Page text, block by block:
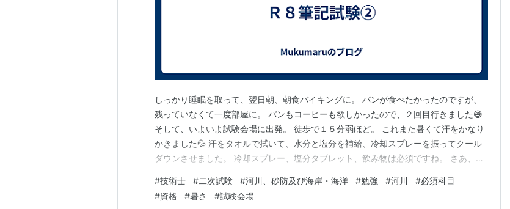
しっかり睡眠を取って、翌日朝、朝食バイキングに。 パンが食べたかったのですが、
残っていなくて一度部屋に。 パンもコーヒーも欲しかったので、２回目行きました😅
そして、いよいよ試験会場に出発。 徒歩で１５分弱ほど。 これまた暑くて汗をかなり
かきました💦 汗をタオルで拭いて、水分と塩分を補給、冷却スプレーを振ってクール
ダウンさせました。 冷却スプレー、塩分タブレット、飲み物は必須ですね。 さあ、こ
術・DXの活用によるインフラの価値向上 Ⅰ－２：人と自然が共生する社会づくりのため
のグリーンインフラの活用 でありました。…
#技術士 #二次試験 #河川、砂防及び海岸・海洋 #勉強 #河川 #必須科目
#資格 #暑さ #試験会場